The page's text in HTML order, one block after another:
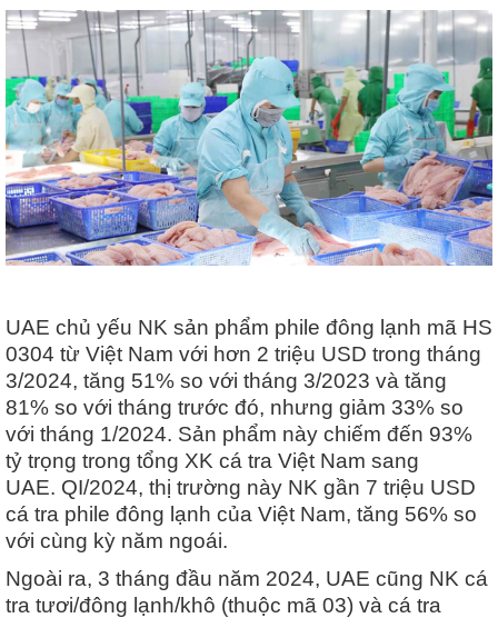
UAE chủ yếu NK sản phẩm phile đông lạnh mã HS
0304 từ Việt Nam với hơn 2 triệu USD trong tháng
3/2024, tăng 51% so với tháng 3/2023 và tăng
81% so với tháng trước đó, nhưng giảm 33% so
với tháng 1/2024. Sản phẩm này chiếm đến 93%
tỷ trọng trong tổng XK cá tra Việt Nam sang
UAE. QI/2024, thị trường này NK gần 7 triệu USD
cá tra phile đông lạnh của Việt Nam, tăng 56% so
với cùng kỳ năm ngoái.
Ngoài ra, 3 tháng đầu năm 2024, UAE cũng NK cá
tra tươi/đông lạnh/khô (thuộc mã 03) và cá tra